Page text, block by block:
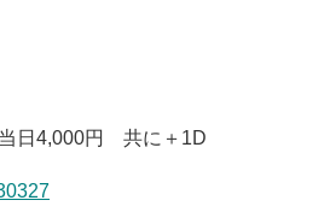
日4,000円 共に＋1D